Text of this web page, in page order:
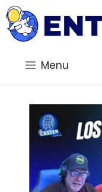
Saltar
al
contenido
Menu